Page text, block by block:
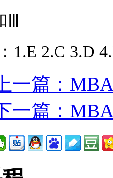
2.C 3.D
上一篇：
一篇：